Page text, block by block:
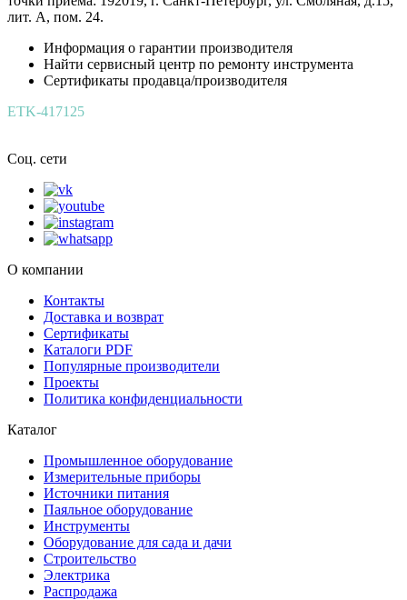
лит. А, пом. 24.
Информация о гарантии производителя
Найти сервисный центр по ремонту инструмента
Сертификаты продавца/производителя
ETK-417125
Соц. сети
О компании
Контакты
Доставка и возврат
Сертификаты
Каталоги PDF
Популярные производители
Проекты
Политика конфиденциальности
Каталог
Промышленное оборудование
Измерительные приборы
Источники питания
Паяльное оборудование
Инструменты
Оборудование для сада и дачи
Строительство
Электрика
Распродажа